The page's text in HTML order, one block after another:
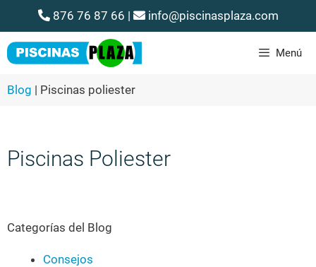
876 76 87 66 | info@piscinasplaza.com
Menú
Blog | Piscinas poliester
Piscinas Poliester
Categorías del Blog
Consejos